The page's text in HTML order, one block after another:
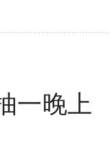
一晚上